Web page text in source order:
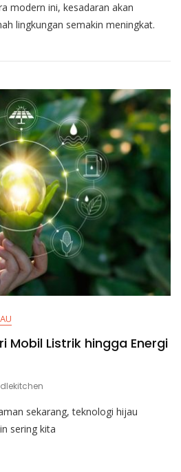
modern ini, kesadaran akan
lingkungan semakin meningkat.
Mobil Listrik hingga Energi
sekarang, teknologi hijau
sering kita